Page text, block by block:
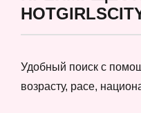
Удобный поиск с
возрасту, расе,